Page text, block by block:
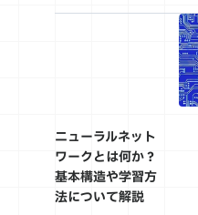
ニューラルネット
ワークとは何か？
基本構造や学習方
法について解説